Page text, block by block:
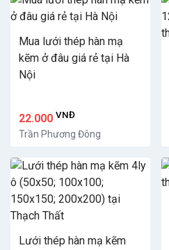
Mua lưới thép hàn mạ
kẽm ở đâu giá rẻ tại Hà
Nội
22.000 VNĐ
Trần Phương Đông
Lưới thép hàn mạ kẽm